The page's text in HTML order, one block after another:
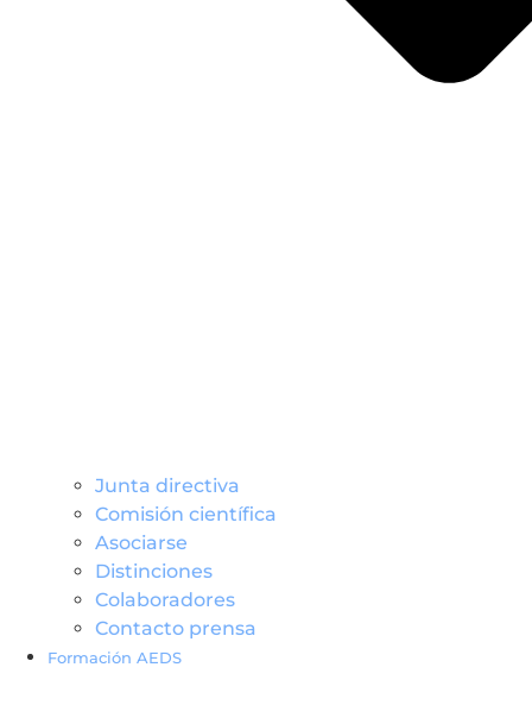
Junta directiva
Comisión científica
Asociarse
Distinciones
Colaboradores
Contacto prensa
Formación AEDS